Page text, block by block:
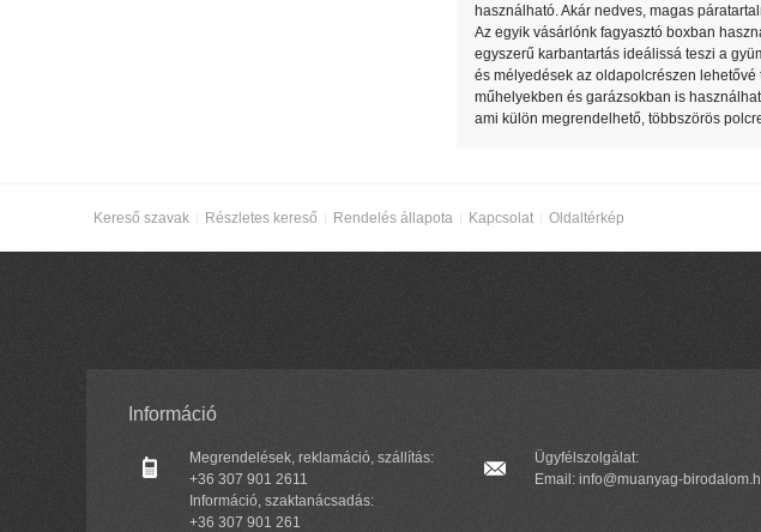
használható. Akár nedves, magas
Az egyik vásárlónk fagyasztó boxban
egyszerű karbantartás ideálissá teszi a
és mélyedések az oldapolcrészen
műhelyekben és garázsokban is
ami külön megrendelhető, többszörös
Kereső szavak Részletes kereső Rendelés állapota Kapcsolat Oldaltérkép
Információ
Megrendelések, reklamáció, szállítás:
+36 307 901 2611
Információ, szaktanácsadás:
+36 307 901 261
Ügyfélszolgálat:
Email: info@muanyag-